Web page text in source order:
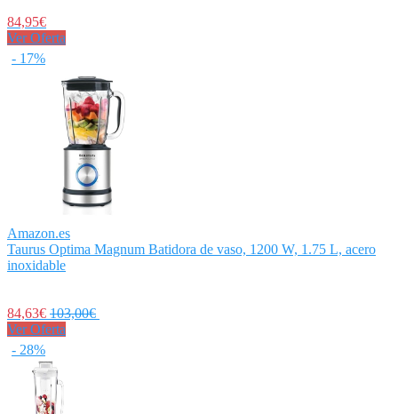
84,95€
Ver Oferta
- 17%
Amazon.es
Taurus Optima Magnum Batidora de vaso, 1200 W, 1.75 L, acero
inoxidable
84,63€ 103,00€
Ver Oferta
- 28%